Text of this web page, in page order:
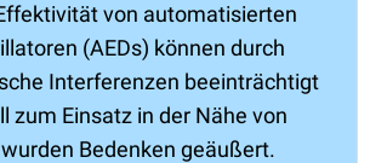
von automatisierten
(AEDs) können durch
Interferenzen beeinträchtigt
zum Einsatz in der Nähe von
Bedenken geäußert.